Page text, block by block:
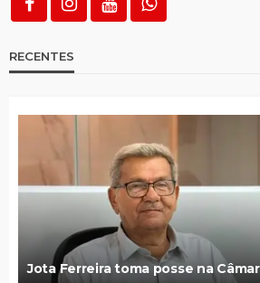
RECENTES
Jota Ferreira toma posse na